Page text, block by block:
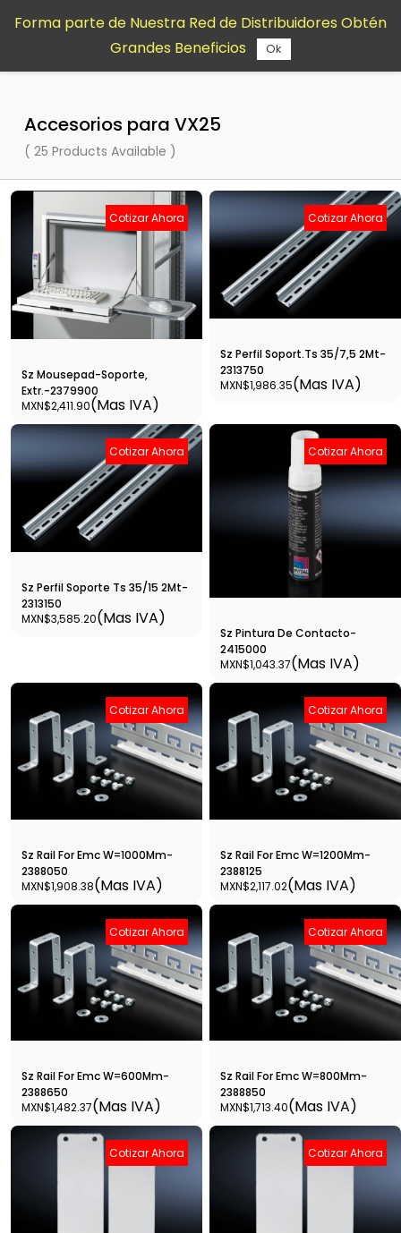
contenido
Accesorios para VX25
( 25 Products Available )
Cotizar Ahora
Sz Mousepad-Soporte,
Extr.-2379900
MXN$2,411.90(Mas IVA)
Cotizar Ahora
Sz Perfil Soport.Ts 35/7,5 2Mt-
2313750
MXN$1,986.35(Mas IVA)
Cotizar Ahora
Sz Perfil Soporte Ts 35/15 2Mt-
2313150
MXN$3,585.20(Mas IVA)
Cotizar Ahora
Sz Pintura De Contacto-
2415000
MXN$1,043.37(Mas IVA)
Cotizar Ahora
Sz Rail For Emc W=1000Mm-
2388050
MXN$1,908.38(Mas IVA)
Cotizar Ahora
Sz Rail For Emc W=1200Mm-
2388125
MXN$2,117.02(Mas IVA)
Cotizar Ahora
Sz Rail For Emc W=600Mm-
2388650
MXN$1,482.37(Mas IVA)
Cotizar Ahora
Sz Rail For Emc W=800Mm-
2388850
MXN$1,713.40(Mas IVA)
Cotizar Ahora Cotizar Ahora
Forma parte de Nuestra Red de Distribuidores Obtén
Grandes Beneficios
Ok